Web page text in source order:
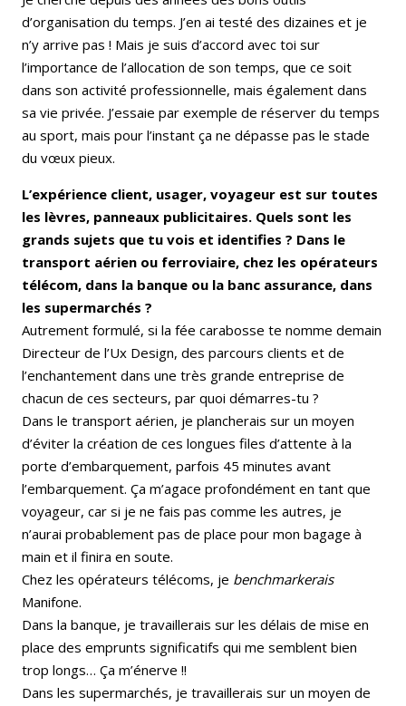
d’organisation du temps. J’en ai testé des dizaines et je
n’y arrive pas ! Mais je suis d’accord avec toi sur
l’importance de l’allocation de son temps, que ce soit
dans son activité professionnelle, mais également dans
sa vie privée. J’essaie par exemple de réserver du temps
au sport, mais pour l’instant ça ne dépasse pas le stade
du vœux pieux.
L’expérience client, usager, voyageur est sur toutes
les lèvres, panneaux publicitaires. Quels sont les
grands sujets que tu vois et identifies ? Dans le
transport aérien ou ferroviaire, chez les opérateurs
télécom, dans la banque ou la banc assurance, dans
les supermarchés ?
Autrement formulé, si la fée carabosse te nomme demain
Directeur de l’Ux Design, des parcours clients et de
l’enchantement dans une très grande entreprise de
chacun de ces secteurs, par quoi démarres-tu ?
Dans le transport aérien, je plancherais sur un moyen
d’éviter la création de ces longues files d’attente à la
porte d’embarquement, parfois 45 minutes avant
l’embarquement. Ça m’agace profondément en tant que
voyageur, car si je ne fais pas comme les autres, je
n’aurai probablement pas de place pour mon bagage à
main et il finira en soute.
Chez les opérateurs télécoms, je benchmarkerais
Manifone.
Dans la banque, je travaillerais sur les délais de mise en
place des emprunts significatifs qui me semblent bien
trop longs… Ça m’énerve !!
Dans les supermarchés, je travaillerais sur un moyen de